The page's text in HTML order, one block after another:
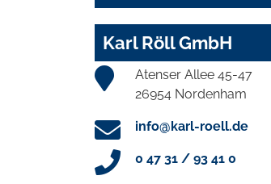
Karl Röll GmbH
Atenser Allee 45-47
26954 Nordenham
info@karl-roell.de
0 47 31 / 93 41 0